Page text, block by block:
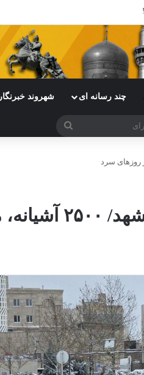
چند رسانه ای شهروند خبرنگار
جستجو